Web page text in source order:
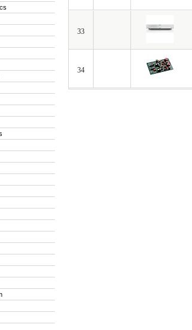
33
34